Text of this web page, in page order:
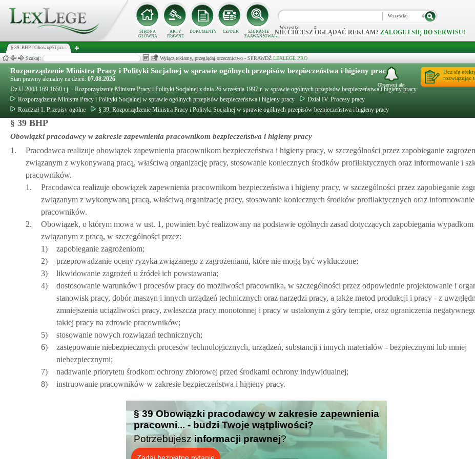
STRONA
GŁÓWNA
AKTY
PRAWNE
DOKUMENTY CENNIK
SZUKANIE
ZAAWANSOWANE
Wszystko
Wszystko
NIE CHCESZ OGLĄDAĆ REKLAM? ZALOGUJ SIĘ DO SERWISU!
§ 39. BHP - Obowiązki pra...
Szukaj: Wyłącz reklamy, przeglądaj orzecznictwo - SPRAWDŹ LEXLEGE PRO
Rozporządzenie Ministra Pracy i Polityki Socjalnej w sprawie ogólnych przepisów bezpieczeństwa i higieny pracy
Stan prawny aktualny na dzień: 07.08.2026
Dz.U.2003.169.1650 t.j. - Rozporządzenie Ministra Pracy i Polityki Socjalnej z dnia 26 września 1997 r. w sprawie ogólnych przepisów bezpieczeństwa i higieny pracy
Rozporządzenie Ministra Pracy i Polityki Socjalnej w sprawie ogólnych przepisów bezpieczeństwa i higieny pracy
Dział IV. Procesy pracy
Rozdział 1. Przepisy ogólne
§ 39. Rozporządzenie Ministra Pracy i Polityki Socjalnej w sprawie ogólnych przepisów bezpieczeństwa i higieny pracy
Ucz się
rozwiązując
Obserwuj akt
§ 39 BHP
Obowiązki pracodawcy w zakresie zapewnienia pracownikom bezpieczeństwa i higieny pracy
1.
Pracodawca realizuje obowiązek zapewnienia pracownikom bezpieczeństwa i higieny pracy, w szczególności przez zapobieganie
związanym z wykonywaną pracą, właściwą organizację pracy, stosowanie koniecznych środków profilaktycznych oraz informowanie i
pracowników.
1.
Pracodawca realizuje obowiązek zapewnienia pracownikom bezpieczeństwa i higieny pracy, w szczególności przez zapobieganie
związanym z wykonywaną pracą, właściwą organizację pracy, stosowanie koniecznych środków profilaktycznych oraz
pracowników.
2.
Obowiązek, o którym mowa w ust. 1, powinien być realizowany na podstawie ogólnych zasad dotyczących zapobiegania
związanym z pracą, w szczególności przez:
1)
zapobieganie zagrożeniom;
2)
przeprowadzanie oceny ryzyka związanego z zagrożeniami, które nie mogą być wykluczone;
3)
likwidowanie zagrożeń u źródeł ich powstawania;
4)
dostosowanie warunków i procesów pracy do możliwości pracownika, w szczególności przez odpowiednie projektowanie i
stanowisk pracy, dobór maszyn i innych urządzeń technicznych oraz narzędzi pracy, a także metod produkcji i pracy - z
zmniejszenia uciążliwości pracy, zwłaszcza pracy monotonnej i pracy w ustalonym z góry tempie, oraz ograniczenia
takiej pracy na zdrowie pracowników;
5)
stosowanie nowych rozwiązań technicznych;
6)
zastępowanie niebezpiecznych procesów technologicznych, urządzeń, substancji i innych materiałów - bezpiecznymi lub mniej
niebezpiecznymi;
7)
nadawanie priorytetu środkom ochrony zbiorowej przed środkami ochrony indywidualnej;
8)
instruowanie pracowników w zakresie bezpieczeństwa i higieny pracy.
§ 39 Obowiązki pracodawcy w zakresie zapewnienia
pracowni... - budzi Twoje wątpliwości?
Potrzebujesz informacji prawnej?